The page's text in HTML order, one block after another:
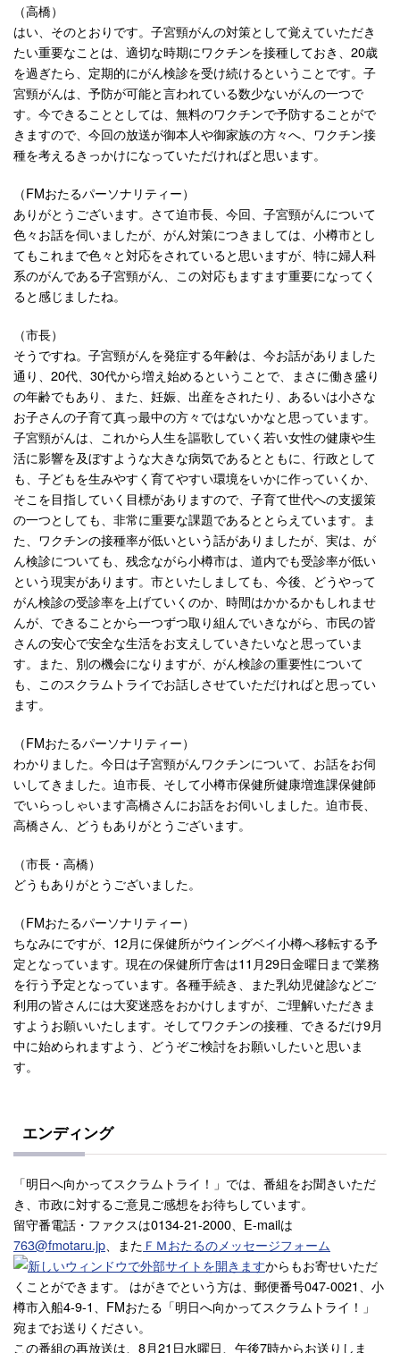
（高橋）
はい、そのとおりです。子宮頸がんの対策として覚えていただき
たい重要なことは、適切な時期にワクチンを接種しておき、20歳
を過ぎたら、定期的にがん検診を受け続けるということです。子
宮頸がんは、予防が可能と言われている数少ないがんの一つで
す。今できることとしては、無料のワクチンで予防することがで
きますので、今回の放送が御本人や御家族の方々へ、ワクチン接
種を考えるきっかけになっていただければと思います。
（FMおたるパーソナリティー）
ありがとうございます。さて迫市長、今回、子宮頸がんについて
色々お話を伺いましたが、がん対策につきましては、小樽市とし
てもこれまで色々と対応をされていると思いますが、特に婦人科
系のがんである子宮頸がん、この対応もますます重要になってく
ると感じましたね。
（市長）
そうですね。子宮頸がんを発症する年齢は、今お話がありました
通り、20代、30代から増え始めるということで、まさに働き盛り
の年齢でもあり、また、妊娠、出産をされたり、あるいは小さな
お子さんの子育て真っ最中の方々ではないかなと思っています。
子宮頸がんは、これから人生を謳歌していく若い女性の健康や生
活に影響を及ぼすような大きな病気であるとともに、行政として
も、子どもを生みやすく育てやすい環境をいかに作っていくか、
そこを目指していく目標がありますので、子育て世代への支援策
の一つとしても、非常に重要な課題であるととらえています。ま
た、ワクチンの接種率が低いという話がありましたが、実は、が
ん検診についても、残念ながら小樽市は、道内でも受診率が低い
という現実があります。市といたしましても、今後、どうやって
がん検診の受診率を上げていくのか、時間はかかるかもしれませ
んが、できることから一つずつ取り組んでいきながら、市民の皆
さんの安心で安全な生活をお支えしていきたいなと思っていま
す。また、別の機会になりますが、がん検診の重要性について
も、このスクラムトライでお話しさせていただければと思ってい
ます。
（FMおたるパーソナリティー）
わかりました。今日は子宮頸がんワクチンについて、お話をお伺
いしてきました。迫市長、そして小樽市保健所健康増進課保健師
でいらっしゃいます高橋さんにお話をお伺いしました。迫市長、
高橋さん、どうもありがとうございます。
（市長・高橋）
どうもありがとうございました。
（FMおたるパーソナリティー）
ちなみにですが、12月に保健所がウイングベイ小樽へ移転する予
定となっています。現在の保健所庁舎は11月29日金曜日まで業務
を行う予定となっています。各種手続き、また乳幼児健診などご
利用の皆さんには大変迷惑をおかけしますが、ご理解いただきま
すようお願いいたします。そしてワクチンの接種、できるだけ9月
中に始められますよう、どうぞご検討をお願いしたいと思いま
す。
エンディング
「明日へ向かってスクラムトライ！」では、番組をお聞きいただ
き、市政に対するご意見ご感想をお待ちしています。
留守番電話・ファクスは0134-21-2000、E-mailは
763@fmotaru.jp、また ＦＭおたるのメッセージフォーム
からもお寄せいただ
くことができます。 はがきでという方は、郵便番号047-0021、小
樽市入船4-9-1、FMおたる「明日へ向かってスクラムトライ！」
宛までお送りください。
この番組の再放送は、8月21日水曜日、午後7時からお送りしま